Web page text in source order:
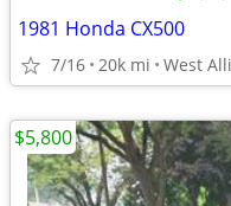
1981 Honda CX500
7/16 20k mi West
$5,800